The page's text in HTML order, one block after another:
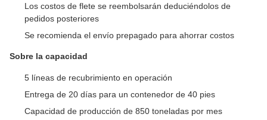
Los costos de flete se reembolsarán deduciéndolos de
pedidos posteriores
Se recomienda el envío prepagado para ahorrar costos
Sobre la capacidad
5 líneas de recubrimiento en operación
Entrega de 20 días para un contenedor de 40 pies
Capacidad de producción de 850 toneladas por mes